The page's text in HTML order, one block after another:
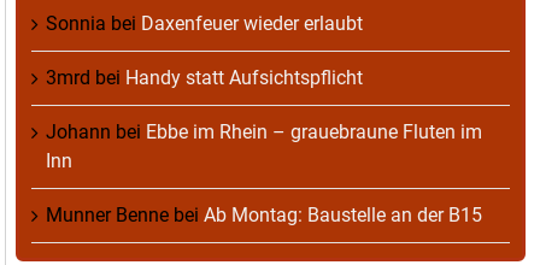
Sonnia bei Daxenfeuer wieder erlaubt
3mrd bei Handy statt Aufsichtspflicht
Johann bei Ebbe im Rhein – grauebraune Fluten im
Inn
Munner Benne bei Ab Montag: Baustelle an der B15